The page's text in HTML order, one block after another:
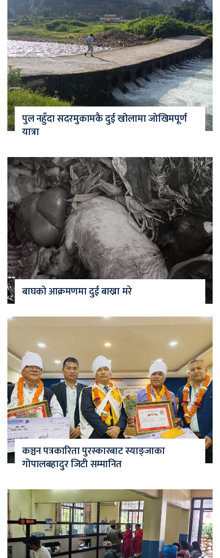
पुल नहुँदा सदरमुकामकै दुई खोलामा जोखिमपूर्ण
यात्रा
बाघको आक्रमणमा दुई बाख्रा मरे
कञ्चन पत्रकारिता पुरस्कारबाट स्याङ्जाका
गोपालबहादुर जिटी सम्मानित